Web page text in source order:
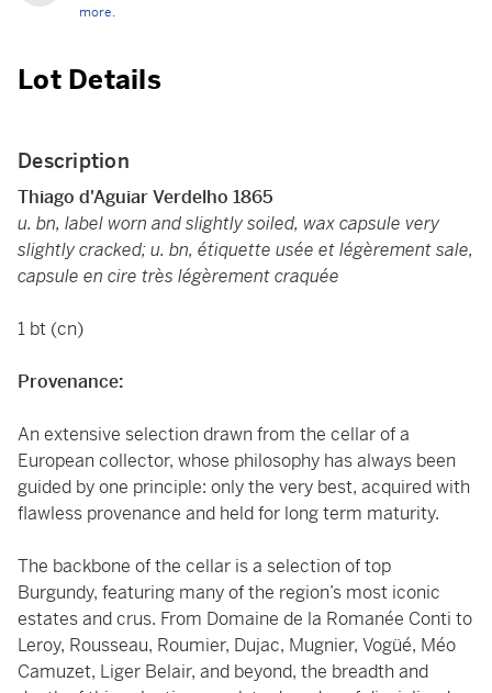
more.
Lot Details
Description
Thiago d'Aguiar Verdelho 1865
u. bn, label worn and slightly soiled, wax capsule very
slightly cracked; u. bn, étiquette usée et légèrement sale,
capsule en cire très légèrement craquée
1 bt (cn)
Provenance:
An extensive selection drawn from the cellar of a
European collector, whose philosophy has always been
guided by one principle: only the very best, acquired with
flawless provenance and held for long term maturity.
The backbone of the cellar is a selection of top
Burgundy, featuring many of the region’s most iconic
estates and crus. From Domaine de la Romanée Conti to
Leroy, Rousseau, Roumier, Dujac, Mugnier, Vogüé, Méo
Camuzet, Liger Belair, and beyond, the breadth and